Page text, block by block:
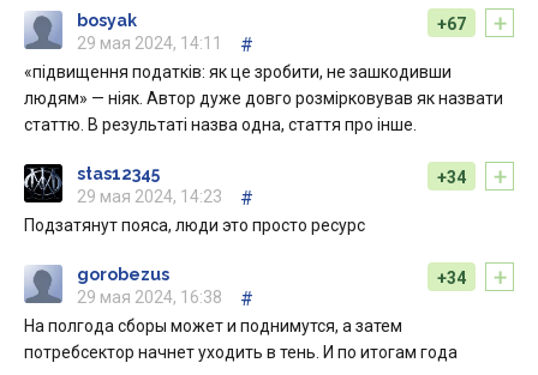
+
+67
bosyak
29 мая 2024, 14:11
#
«підвищення податків: як це зробити, не зашкодивши
людям» — ніяк. Автор дуже довго розмірковував як назвати
статтю. В результаті назва одна, стаття про інше.
+
+34
stas12345
29 мая 2024, 14:23
#
Подзатянут пояса, люди это просто ресурс
+
+34
gorobezus
29 мая 2024, 16:38
#
На полгода сборы может и поднимутся, а затем
потребсектор начнет уходить в тень. И по итогам года